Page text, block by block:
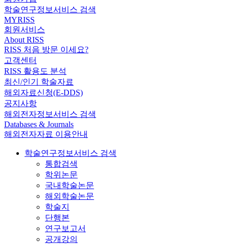
학술연구정보서비스 검색
MYRISS
회원서비스
About RISS
RISS 처음 방문 이세요?
고객센터
RISS 활용도 분석
최신/인기 학술자료
해외자료신청(E-DDS)
공지사항
해외전자정보서비스 검색
Databases & Journals
해외전자자료 이용안내
학술연구정보서비스 검색
통합검색
학위논문
국내학술논문
해외학술논문
학술지
단행본
연구보고서
공개강의